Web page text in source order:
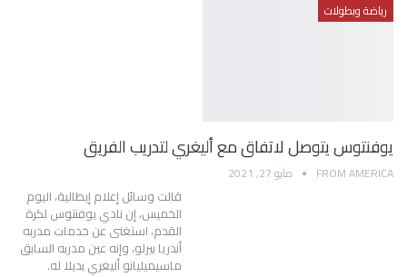
رياضة وبطولات
يوفنتوس يتوصل لاتفاق مع أليغري لتدريب الفريق
FROM AMERICA مايو 27, 2021
قالت وسائل إعلام إيطالية، اليوم
الخميس، إن نادي يوفنتوس لكرة
القدم، استغنى عن خدمات مدربه
أندريا بيرلو، وإنه عين مدربه السابق
ماسيميليانو أليغري بديلا له.